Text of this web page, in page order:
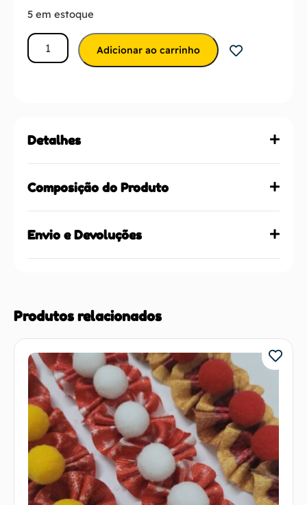
5 em estoque
Adicionar ao carrinho
Detalhes
Composição do Produto
Envio e Devoluções
Produtos relacionados